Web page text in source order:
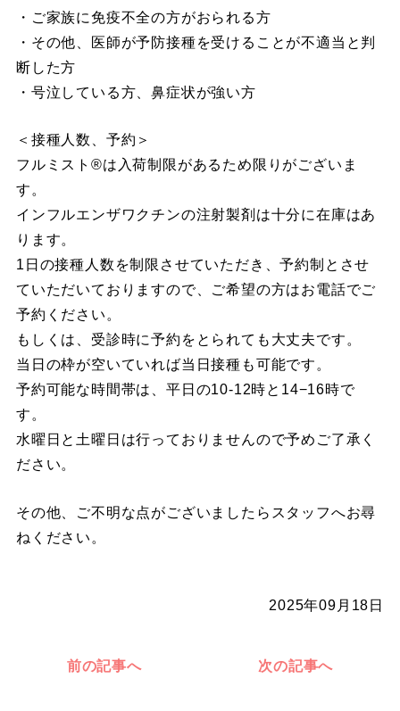
・ご家族に免疫不全の方がおられる方
・その他、医師が予防接種を受けることが不適当と判
断した方
・号泣している方、鼻症状が強い方
＜接種人数、予約＞
フルミスト®︎は入荷制限があるため限りがございま
す。
インフルエンザワクチンの注射製剤は十分に在庫はあ
ります。
1日の接種人数を制限させていただき、予約制とさせ
ていただいておりますので、ご希望の方はお電話でご
予約ください。
もしくは、受診時に予約をとられても大丈夫です。
当日の枠が空いていれば当日接種も可能です。
予約可能な時間帯は、平日の10-12時と14−16時で
す。
水曜日と土曜日は行っておりませんので予めご了承く
ださい。
その他、ご不明な点がございましたらスタッフへお尋
ねください。
2025年09月18日
前の記事へ 次の記事へ